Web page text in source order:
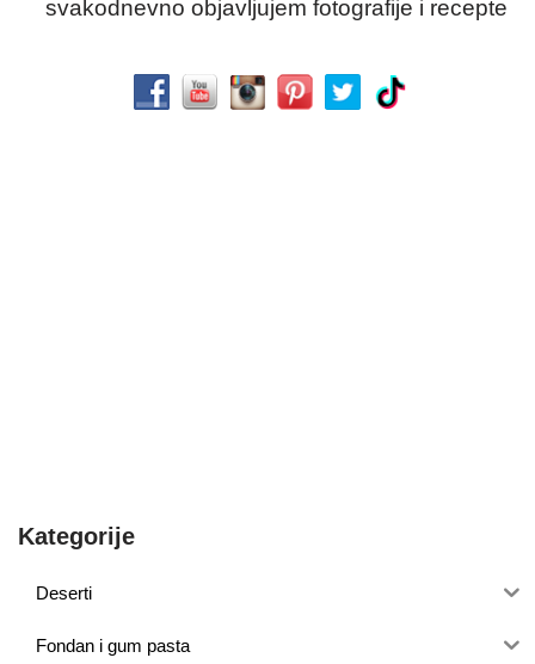
svakodnevno objavljujem fotografije i recepte
Kategorije
Deserti
Fondan i gum pasta